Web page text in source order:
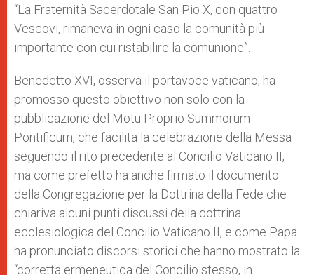
“La Fraternità Sacerdotale San Pio X, con quattro
Vescovi, rimaneva in ogni caso la comunità più
importante con cui ristabilire la comunione”.
Benedetto XVI, osserva il portavoce vaticano, ha
promosso questo obiettivo non solo con la
pubblicazione del Motu Proprio Summorum
Pontificum, che facilita la celebrazione della Messa
seguendo il rito precedente al Concilio Vaticano II,
ma come prefetto ha anche firmato il documento
della Congregazione per la Dottrina della Fede che
chiariva alcuni punti discussi della dottrina
ecclesiologica del Concilio Vaticano II, e come Papa
ha pronunciato discorsi storici che hanno mostrato la
“corretta ermeneutica del Concilio stesso, in